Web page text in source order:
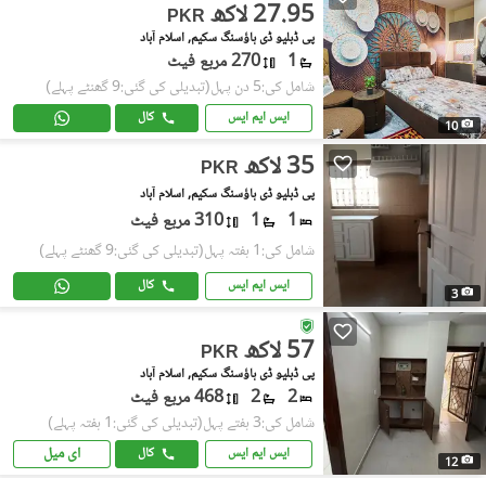
10
PKR 27.95 لاکھ
پی ڈبلیو ڈی ہاؤسنگ سکیم, اسلام آباد
1 270 مربع فیٹ
شامل کی:5 دن پہل (تبدیلی کی گئی:9 گھنٹے پہلے)
ایس ایم ایس کال
3
PKR 35 لاکھ
پی ڈبلیو ڈی ہاؤسنگ سکیم, اسلام آباد
1
1 310 مربع فیٹ
شامل کی:1 ہفتہ پہل (تبدیلی کی گئی:9 گھنٹے پہلے)
ایس ایم ایس کال
12
PKR 57 لاکھ
پی ڈبلیو ڈی ہاؤسنگ سکیم, اسلام آباد
2
2 468 مربع فیٹ
شامل کی:3 ہفتے پہل (تبدیلی کی گئی:1 ہفتہ پہلے)
ایس ایم ایس کال ای میل